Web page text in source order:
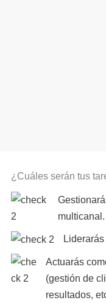
¿Cuáles serán tus
multicanal.
Actuarás
(gestión de
resultados,